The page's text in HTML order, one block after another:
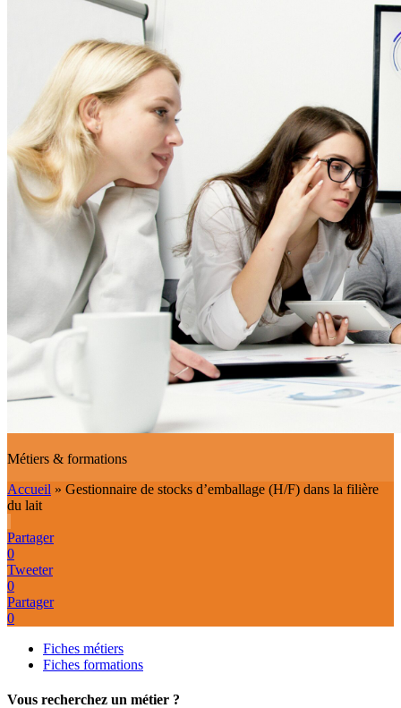
Métiers & formations
Accueil » Gestionnaire de stocks d’emballage (H/F) dans la filière
du lait
Partager
0
Tweeter
0
Partager
0
Fiches métiers
Fiches formations
Vous recherchez un métier ?